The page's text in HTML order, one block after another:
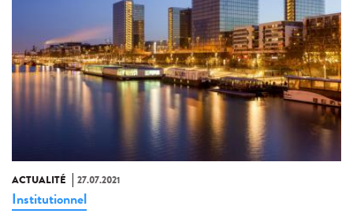
ACTUALITÉ 27.07.2021
Institutionnel